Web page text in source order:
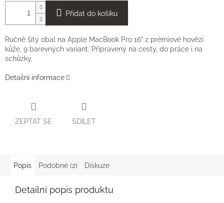
Přidat do košíku
Ručně šitý obal na Apple MacBook Pro 16" z prémiové hovězí
kůže, 9 barevných variant. Připravený na cesty, do práce i na
schůzky.
Detailní informace
ZEPTAT SE SDÍLET
Popis Podobné (2) Diskuze
Detailní popis produktu